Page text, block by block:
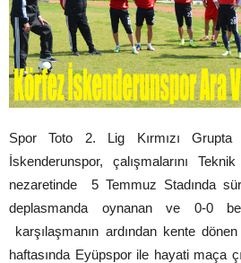
Spor Toto 2. Lig Kırmızı Grupta
İskenderunspor, çalışmalarını
nezaretinde 5 Temmuz Stadında
deplasmanda oynanan ve 0-0
karşılaşmanın ardından kente
haftasında Eyüpspor ile hayati maça